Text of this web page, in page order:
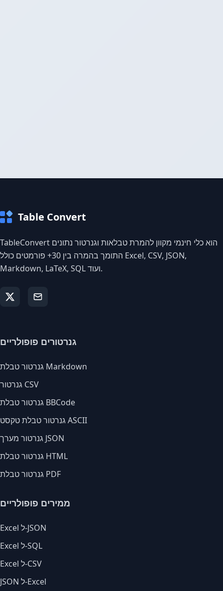
Table Convert
TableConvert הוא כלי חינמי מקוון להמרת טבלאות וגנרטור נתונים
התומך בהמרה בין 30+ פורמטים כולל Excel, CSV, JSON,
Markdown, LaTeX, SQL ועוד.
גנרטורים פופולריים
גנרטור טבלת Markdown
גנרטור CSV
גנרטור טבלת BBCode
גנרטור טבלת טקסט ASCII
גנרטור מערך JSON
גנרטור טבלת HTML
גנרטור טבלת PDF
ממירים פופולריים
Excel ל-JSON
Excel ל-SQL
Excel ל-CSV
JSON ל-Excel